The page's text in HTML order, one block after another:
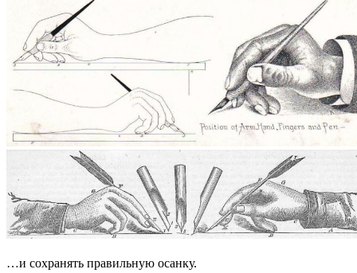
…и сохранять правильную осанку.